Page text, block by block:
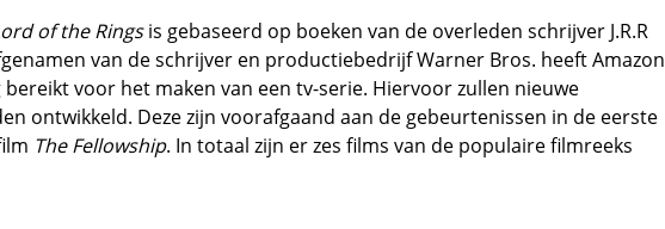
of the Ringsis gebaseerd op boeken van de overleden schrijver J.R.R
van de schrijver en productiebedrijf Warner Bros. heeft Amazon
voor het maken van een tv-serie. Hiervoor zullen nieuwe
ontwikkeld. Deze zijn voorafgaand aan de gebeurtenissen in de eerste
The Fellowship. In totaal zijn er zes films van de populaire filmreeks